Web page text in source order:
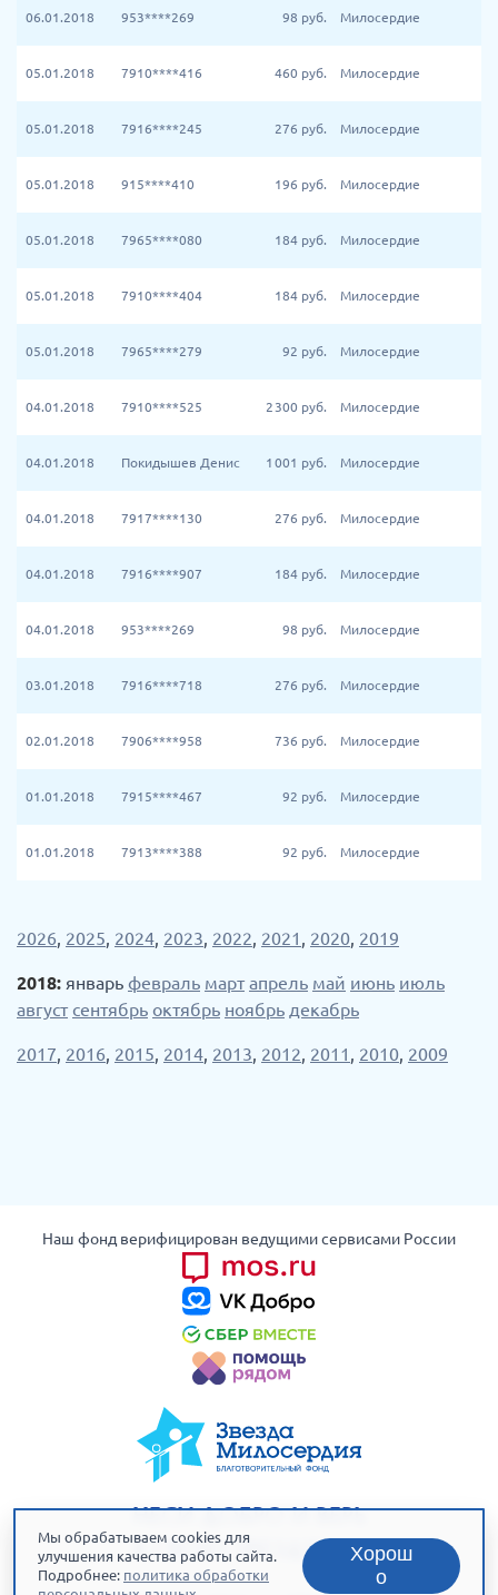
06.01.2018 953****269 98 руб. Милосердие
05.01.2018 7910****416 460 руб. Милосердие
05.01.2018 7916****245 276 руб. Милосердие
05.01.2018 915****410 196 руб. Милосердие
05.01.2018 7965****080 184 руб. Милосердие
05.01.2018 7910****404 184 руб. Милосердие
05.01.2018 7965****279 92 руб. Милосердие
04.01.2018 7910****525 2 300 руб. Милосердие
04.01.2018 Покидышев Денис 1 001 руб. Милосердие
04.01.2018 7917****130 276 руб. Милосердие
04.01.2018 7916****907 184 руб. Милосердие
04.01.2018 953****269 98 руб. Милосердие
03.01.2018 7916****718 276 руб. Милосердие
02.01.2018 7906****958 736 руб. Милосердие
01.01.2018 7915****467 92 руб. Милосердие
01.01.2018 7913****388 92 руб. Милосердие
2026, 2025, 2024, 2023, 2022, 2021 , 2020, 2019
2018: январь февраль март апрель май июнь июль
август сентябрь октябрь ноябрь декабрь
2017, 2016, 2015, 2014, 2013, 2012, 2011 , 2010, 2009
Наш фонд верифицирован ведущими сервисами России
НЕСИ ДОБРО И ВЕРЬ
В СВОЮ ЗВЕЗДУ!
Мы обрабатываем cookies для
улучшения качества работы сайта.
Подробнее: политика обработки
Хорош
о